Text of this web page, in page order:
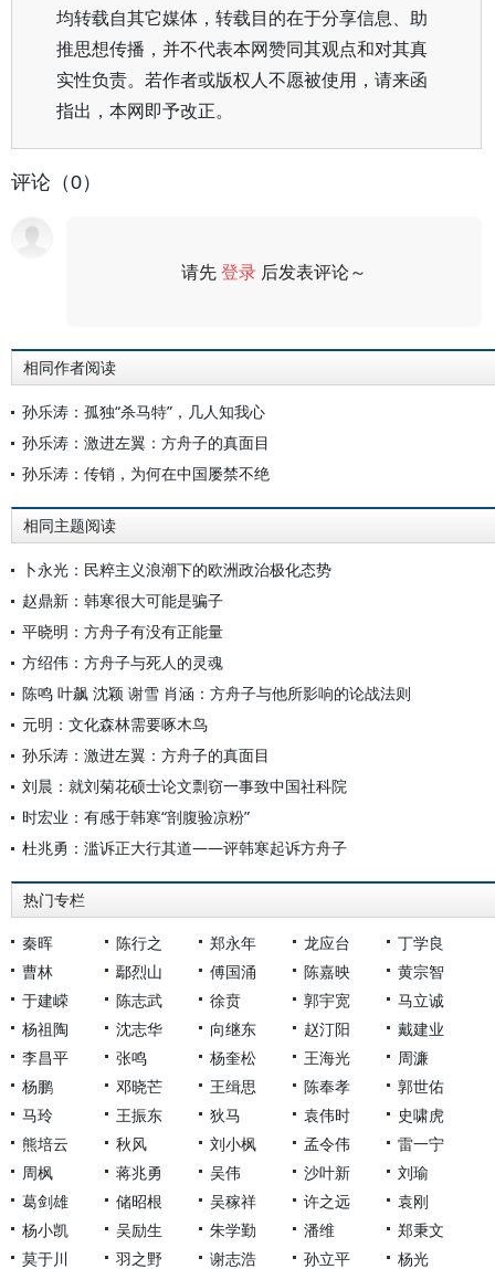
均转载自其它媒体，转载目的在于分享信息、助
推思想传播，并不代表本网赞同其观点和对其真
实性负责。若作者或版权人不愿被使用，请来函
指出，本网即予改正。
评论（0）
请先登录 后发表评论～
相同作者阅读
孙乐涛：孤独“杀马特”，几人知我心
孙乐涛：激进左翼：方舟子的真面目
孙乐涛：传销，为何在中国屡禁不绝
相同主题阅读
卜永光：民粹主义浪潮下的欧洲政治极化态势
赵鼎新：韩寒很大可能是骗子
平晓明：方舟子有没有正能量
方绍伟：方舟子与死人的灵魂
陈鸣 叶飙 沈颖 谢雪 肖涵：方舟子与他所影响的论战法则
元明：文化森林需要啄木鸟
孙乐涛：激进左翼：方舟子的真面目
刘晨：就刘菊花硕士论文剽窃一事致中国社科院
时宏业：有感于韩寒“剖腹验凉粉”
杜兆勇：滥诉正大行其道——评韩寒起诉方舟子
热门专栏
秦晖 陈行之 郑永年 龙应台
丁学良
曹林
鄢烈山 傅国涌 陈嘉映
黄宗智
于建嵘
陈志武 徐贲 郭宇宽
马立诚
杨祖陶
沈志华 向继东 赵汀阳
戴建业
李昌平
张鸣 杨奎松 王海光
周濂
杨鹏
邓晓芒 王缉思 陈奉孝
郭世佑
马玲
王振东 狄马 袁伟时
史啸虎
熊培云
秋风 刘小枫 孟令伟
雷一宁
周枫
蒋兆勇 吴伟 沙叶新
刘瑜
葛剑雄
储昭根 吴稼祥 许之远
袁刚
杨小凯
吴励生 朱学勤 潘维
郑秉文
莫于川
羽之野 谢志浩 孙立平 杨光